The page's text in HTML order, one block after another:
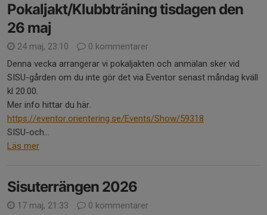
Pokaljakt/Klubbträning tisdagen den
26 maj
24 maj, 23:10
0 kommentarer
Denna vecka arrangerar vi pokaljakten och anmälan sker vid
SISU-gården om du inte gör det via Eventor senast måndag kväll
kl 20.00.
Mer info hittar du här.
https://eventor.orientering.se/Events/Show/59318
SISU-och...
Läs mer
Sisuterrängen 2026
17 maj, 21:33 0 kommentarer